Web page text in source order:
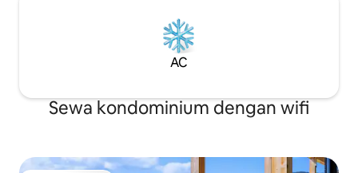
AC
Sewa kondominium dengan wifi